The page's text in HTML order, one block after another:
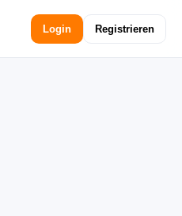
Login Registrieren